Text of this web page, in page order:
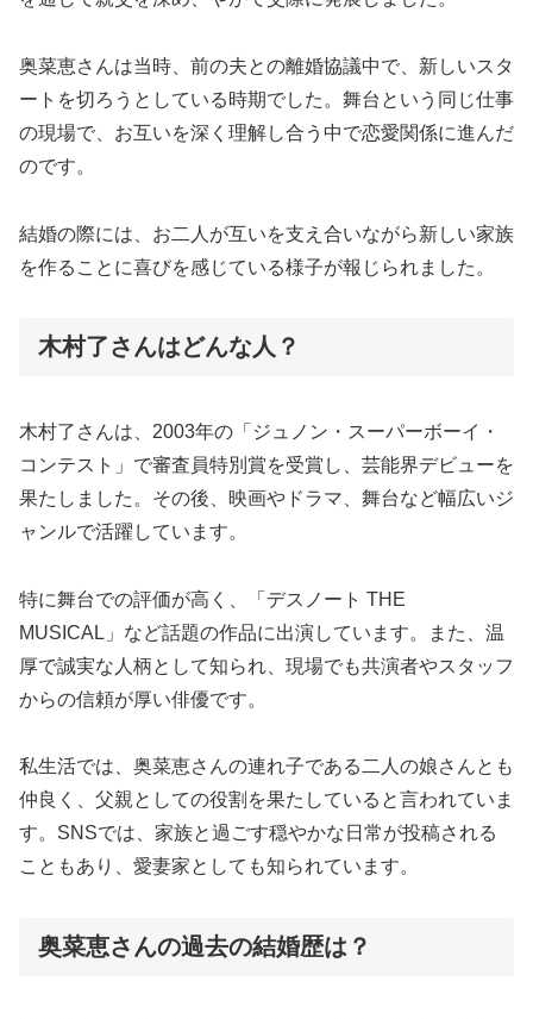
奥菜恵さんは当時、前の夫との離婚協議中で、新しいスタ
ートを切ろうとしている時期でした。舞台という同じ仕事
の現場で、お互いを深く理解し合う中で恋愛関係に進んだ
のです。
結婚の際には、お二人が互いを支え合いながら新しい家族
を作ることに喜びを感じている様子が報じられました。
木村了さんはどんな人？
木村了さんは、2003年の「ジュノン・スーパーボーイ・
コンテスト」で審査員特別賞を受賞し、芸能界デビューを
果たしました。その後、映画やドラマ、舞台など幅広いジ
ャンルで活躍しています。
特に舞台での評価が高く、「デスノート THE
MUSICAL」など話題の作品に出演しています。また、温
厚で誠実な人柄として知られ、現場でも共演者やスタッフ
からの信頼が厚い俳優です。
私生活では、奥菜恵さんの連れ子である二人の娘さんとも
仲良く、父親としての役割を果たしていると言われていま
す。SNSでは、家族と過ごす穏やかな日常が投稿される
こともあり、愛妻家としても知られています。
奥菜恵さんの過去の結婚歴は？